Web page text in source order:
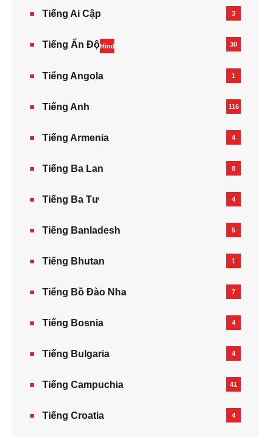
Tiếng Ai Cập 3
Tiếng Ấn ĐộHindi 30
Tiếng Angola 1
Tiếng Anh 116
Tiếng Armenia‎ 4
Tiếng Ba Lan 8
Tiếng Ba Tư 4
Tiếng Banladesh 5
Tiếng Bhutan 1
Tiếng Bồ Đào Nha 7
Tiếng Bosnia 4
Tiếng Bulgaria 4
Tiếng Campuchia 41
Tiếng Croatia 4